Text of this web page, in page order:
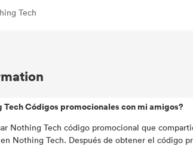
Tech
Códigos promocionales con mi amigos?
Nothing Tech código promocional que
Nothing Tech. Después de obtener el código